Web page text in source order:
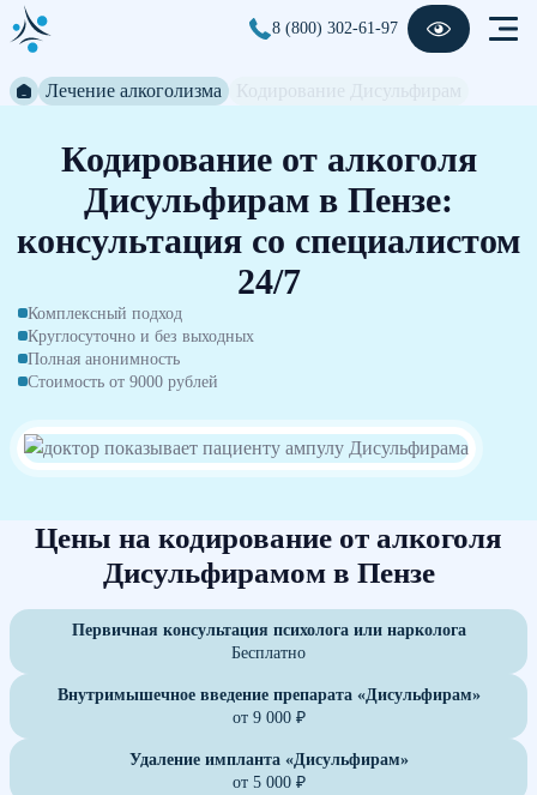
8 (800) 302-61-97
Лечение алкоголизма
Кодирование от алкоголя
Дисульфирам в Пензе:
консультация со специалистом
24/7
Комплексный подход
Круглосуточно и без выходных
Полная анонимность
Стоимость от 9000 рублей
Цены на кодирование от алкоголя
Дисульфирамом в Пензе
Первичная консультация психолога или нарколога
Бесплатно
Внутримышечное введение препарата «Дисульфирам»
от 9 000 ₽
Удаление импланта «Дисульфирам»
от 5 000 ₽